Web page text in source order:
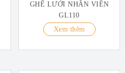
GHẾ LƯỚI NHÂN VIÊN
GL110
Xem thêm